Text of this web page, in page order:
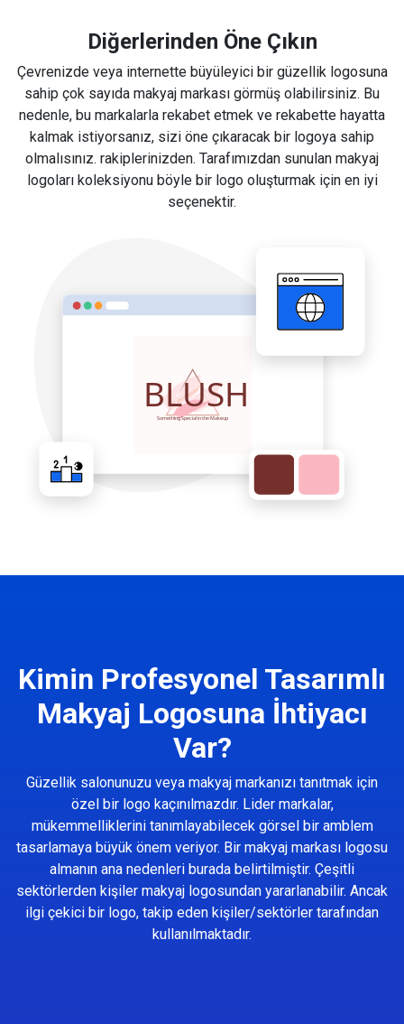
Diğerlerinden Öne Çıkın
Çevrenizde veya internette büyüleyici bir güzellik logosuna
sahip çok sayıda makyaj markası görmüş olabilirsiniz. Bu
nedenle, bu markalarla rekabet etmek ve rekabette hayatta
kalmak istiyorsanız, sizi öne çıkaracak bir logoya sahip
olmalısınız. rakiplerinizden. Tarafımızdan sunulan makyaj
logoları koleksiyonu böyle bir logo oluşturmak için en iyi
seçenektir.
Kimin Profesyonel Tasarımlı
Makyaj Logosuna İhtiyacı
Var?
Güzellik salonunuzu veya makyaj markanızı tanıtmak için
özel bir logo kaçınılmazdır. Lider markalar,
mükemmelliklerini tanımlayabilecek görsel bir amblem
tasarlamaya büyük önem veriyor. Bir makyaj markası logosu
almanın ana nedenleri burada belirtilmiştir. Çeşitli
sektörlerden kişiler makyaj logosundan yararlanabilir. Ancak
ilgi çekici bir logo, takip eden kişiler/sektörler tarafından
kullanılmaktadır.